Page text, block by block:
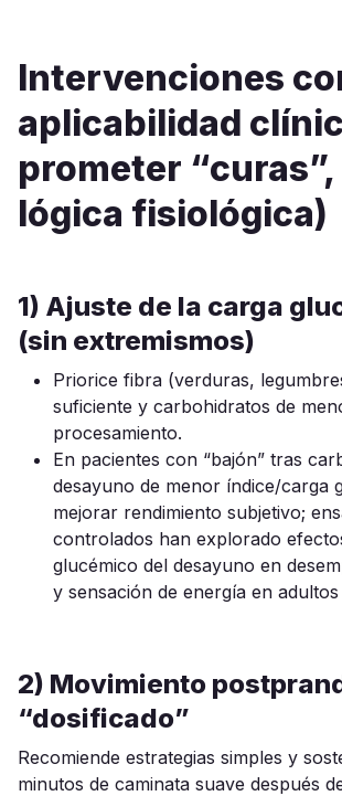
Intervenciones
aplicabilidad
prometer
lógica fisiológica)
1) Ajuste de la carga
(sin extremismos)
Priorice fibra (verduras,
suficiente y carbohidratos de
procesamiento.
En pacientes con “bajón” tras
desayuno de menor índice/carga
mejorar rendimiento subjetivo;
controlados han explorado
glucémico del desayuno en
y sensación de energía en adultos
2) Movimiento
“dosificado”
Recomiende estrategias simples y
minutos de caminata suave después